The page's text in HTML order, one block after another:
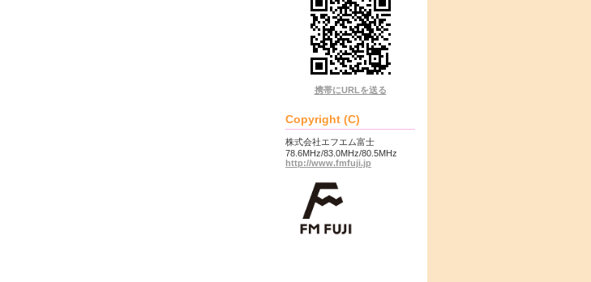
携帯にURLを送る
Copyright (C)
株式会社エフエム富士
78.6MHz/83.0MHz/80.5MHz
http://www.fmfuji.jp